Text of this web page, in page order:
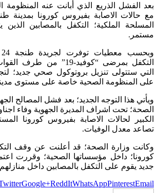
بعد الفشل الذريع الذي أبانت عنه المنظومة
مع حالات الاصابة بفيروس كورونا بمدينة
المسلحة الملكية؛ التكفل بالمصابين
مستمر.
التكفل بمرضى “كوفيد-19”
التي ستتولى تنزيل بروتوكول صحي جديد؛
على المنظومة الصحية خاصة على مستوى
ويأتي هذا التوجه الجديد؛ بعد فشل المصالح
الصحة؛ تحت اشراف المديرة الجهوية وفاء
الكبير لحالات الاصابة بفيروس كورونا
تصاعد معدل الوفيات.
وكانت وزارة الصحة؛ قد أعلنت عن وقف
كورونا؛ داخل مؤسساتها الصحية؛ وقررت
جديد يقوم على التكفل بالمصابين داخل
Google+ReddItWhatsAppPinterestEmail